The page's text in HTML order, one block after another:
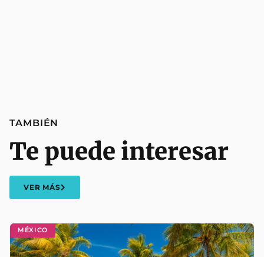
MÉXICO
TAMBIÉN
Te puede interesar
VER MÁS